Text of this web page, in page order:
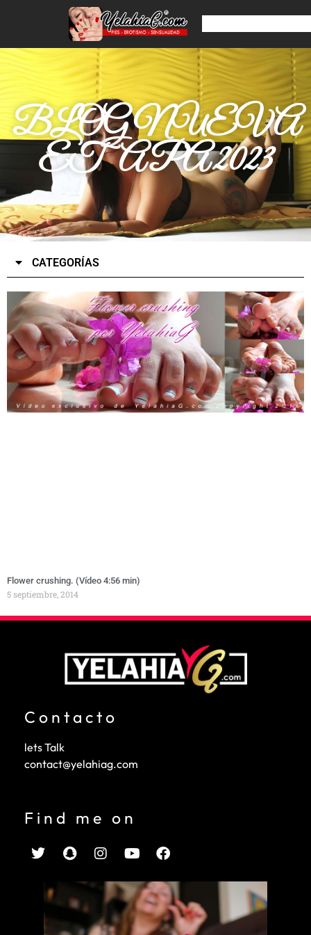
BLOG NUEVA
ETAPA 2023
CATEGORÍAS
Flower crushing. (Vídeo 4:56 min)
5 septiembre, 2014
Contacto
lets Talk
contact@yelahiag.com
Find me on